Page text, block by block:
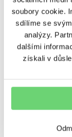
soubory cookie.
sdílíme se
analýzy.
dalšími
získali v
Záznam
Jak postavit
budoucí